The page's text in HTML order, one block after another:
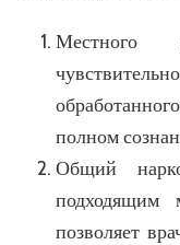
Местного
полном
Общий
подходящим
позволяет